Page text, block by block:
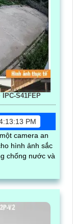
IPC-S41FEP
PM
camera an
hình ảnh sắc